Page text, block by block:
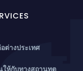
ต่างประเทศ